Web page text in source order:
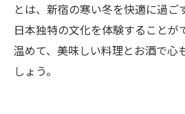
とは、新宿の寒い冬を快適に過ご
日本独特の文化を体験することが
温めて、美味しい料理とお酒で心
しょう。